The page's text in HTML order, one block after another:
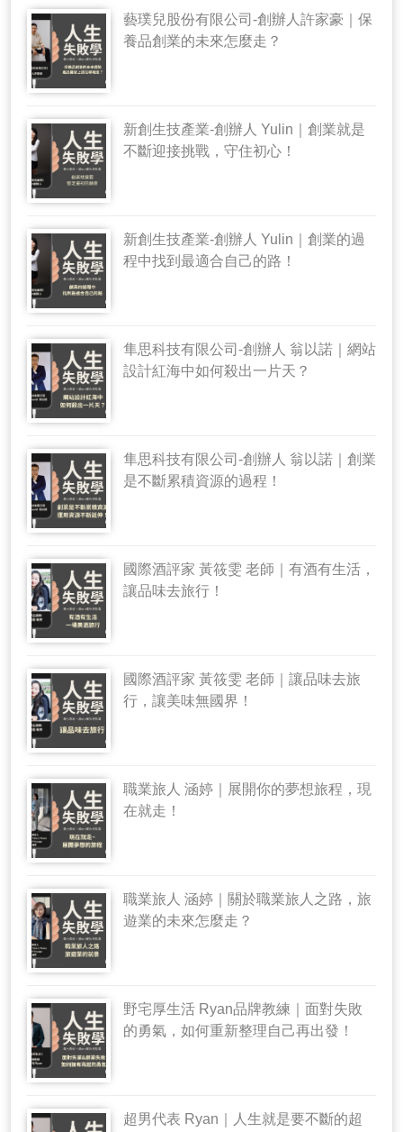
藝璞兒股份有限公司-創辦人許家豪｜保
養品創業的未來怎麼走？
新創生技產業-創辦人 Yulin｜創業就是
不斷迎接挑戰，守住初心！
新創生技產業-創辦人 Yulin｜創業的過
程中找到最適合自己的路！
隼思科技有限公司-創辦人 翁以諾｜網站
設計紅海中如何殺出一片天？
隼思科技有限公司-創辦人 翁以諾｜創業
是不斷累積資源的過程！
國際酒評家 黃筱雯 老師｜有酒有生活，
讓品味去旅行！
國際酒評家 黃筱雯 老師｜讓品味去旅
行，讓美味無國界！
職業旅人 涵婷｜展開你的夢想旅程，現
在就走！
職業旅人 涵婷｜關於職業旅人之路，旅
遊業的未來怎麼走？
野宅厚生活 Ryan品牌教練｜面對失敗
的勇氣，如何重新整理自己再出發！
超男代表 Ryan｜人生就是要不斷的超